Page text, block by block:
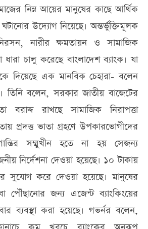
নিম্ন আয়ের মানুষের কাছে আর্থিক
উদ্যোগ নিয়েছে। অন্তর্ভুক্তিমূলক
নিরসন, নারীর ক্ষমতায়ন ও সামাজিক
চালু করেছে বাংলাদেশ ব্যাংক। যা
দিয়েছে এক মানবিক চেহারা- বলেন
বলেন, সরকার জাতীয় বাজেটের
রাখছে সামাজিক নিরাপত্তা
প্রদত্ত ভাতা গ্রহণে উপকারভোগীদের
সম্মুখীন হতে না হয় সেজন্য
নির্দেশনা দেওয়া হয়েছে। ১০ টাকায়
সুযোগ করে দেওয়া হয়েছে। মানুষের
পৌঁছানোর জন্য এজেন্ট ব্যাংকিংয়ের
ব্যবস্থা করা হয়েছে। গভর্নর বলেন,